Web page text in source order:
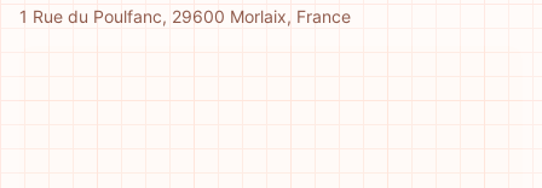
1 Rue du Poulfanc, 29600 Morlaix, France